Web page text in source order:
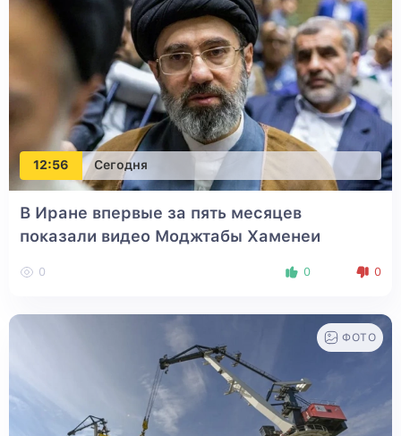
12:56 Сегодня
В Иране впервые за пять месяцев
показали видео Моджтабы Хаменеи
0 0 0
ФОТО